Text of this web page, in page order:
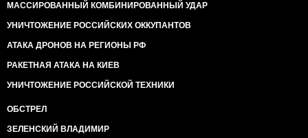
МАССИРОВАННЫЙ КОМБИНИРОВАННЫЙ УДАР
УНИЧТОЖЕНИЕ РОССИЙСКИХ ОККУПАНТОВ
АТАКА ДРОНОВ НА РЕГИОНЫ РФ
РАКЕТНАЯ АТАКА НА КИЕВ
УНИЧТОЖЕНИЕ РОССИЙСКОЙ ТЕХНИКИ
ОБСТРЕЛ
ЗЕЛЕНСКИЙ ВЛАДИМИР